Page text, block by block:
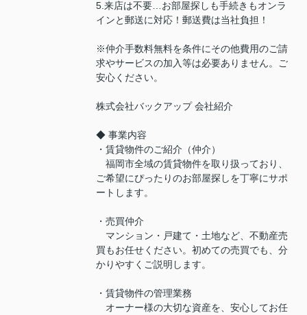
5.来店は不要…お部屋探しも手続きもオンラ
インと郵送に対応！郵送費は当社負担！
※仲介手数料無料を条件にその他費用のご請
求やサービスの加入等は必要ありません。ご
安心ください。
株式会社バックアップ 会社紹介
◆ 事業内容
・賃貸物件のご紹介（仲介）
福岡市全域の賃貸物件を取り扱っており、
ご希望にぴったりのお部屋探しを丁寧にサポ
ートします。
・売買仲介
マンション・戸建て・土地など、不動産売
買もお任せください。初めての売買でも、分
かりやすくご説明します。
・賃貸物件の管理業務
オーナー様の大切な資産を、安心してお任